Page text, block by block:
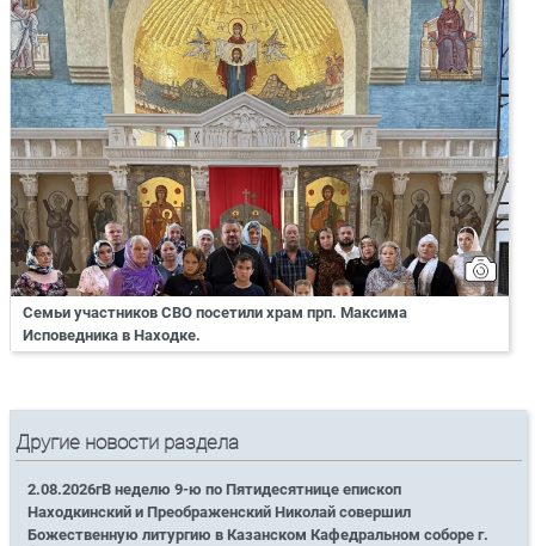
Семьи участников СВО посетили храм прп. Максима
Исповедника в Находке.
Другие новости раздела
2.08.2026гВ неделю 9-ю по Пятидесятнице епископ
Находкинский и Преображенский Николай совершил
Божественную литургию в Казанском Кафедральном соборе г.